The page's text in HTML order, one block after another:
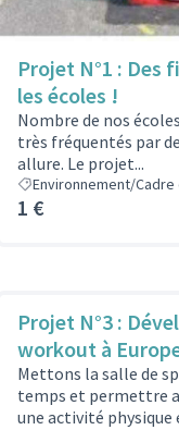
Projet N°1 : Des
les écoles !
Nombre de nos
très fréquentés par
allure. Le projet...
Environnement/Cadre
1 €
Projet N°3 :
workout à
Mettons la salle de
temps et permettre
une activité physique